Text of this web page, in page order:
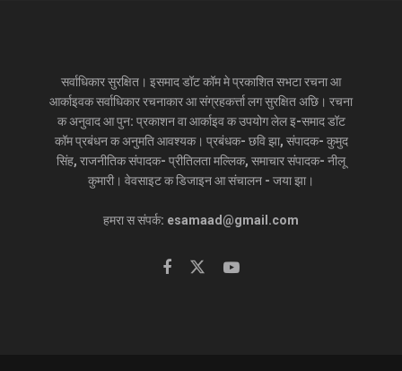
सर्वाधिकार सुरक्षित। इसमाद डॉट कॉम मे प्रकाशित सभटा रचना आ
आर्काइवक सर्वाधिकार रचनाकार आ संग्रहकर्त्ता लग सुरक्षित अछि। रचना
क अनुवाद आ पुन: प्रकाशन वा आर्काइव क उपयोग लेल इ-समाद डॉट
कॉम प्रबंधन क अनुमति आवश्यक। प्रबंधक- छवि झा, संपादक- कुमुद
सिंह, राजनीतिक संपादक- प्रीतिलता मल्लिक, समाचार संपादक- नीलू
कुमारी। वेवसाइट क डिजाइन आ संचालन - जया झा।
हमरा स संपर्क: esamaad@gmail.com